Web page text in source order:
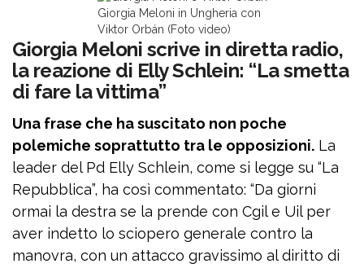
Giorgia Meloni in Ungheria con
Viktor Orbán (Foto video)
Giorgia Meloni scrive in diretta radio,
la reazione di Elly Schlein: “La smetta
di fare la vittima”
Una frase che ha suscitato non poche
polemiche soprattutto tra le opposizioni. La
leader del Pd Elly Schlein, come si legge su “La
Repubblica”, ha così commentato: “Da giorni
ormai la destra se la prende con Cgil e Uil per
aver indetto lo sciopero generale contro la
manovra, con un attacco gravissimo al diritto di